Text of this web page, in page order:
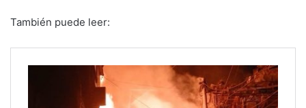
También puede leer: